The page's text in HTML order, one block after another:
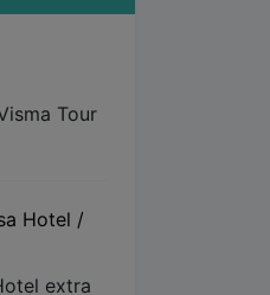
Tour
extra